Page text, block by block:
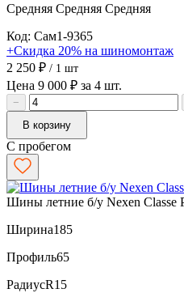
Средняя Средняя Средняя
Код: Сам1-9365
+Скидка 20% на шиномонтаж
2 250 ₽ / 1 шт
Цена 9 000 ₽ за 4 шт.
−
В корзину
С пробегом
Шины летние б/у Nexen Classe
Ширина185
Профиль65
РадиусR15